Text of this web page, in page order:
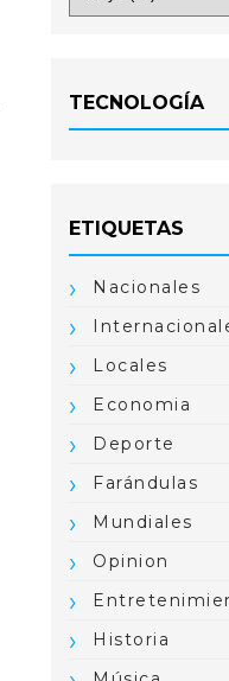
TECNOLOGÍA
ETIQUETAS
Nacionales
Locales
Economia
Deporte
Farándulas
Mundiales
Opinion
Historia